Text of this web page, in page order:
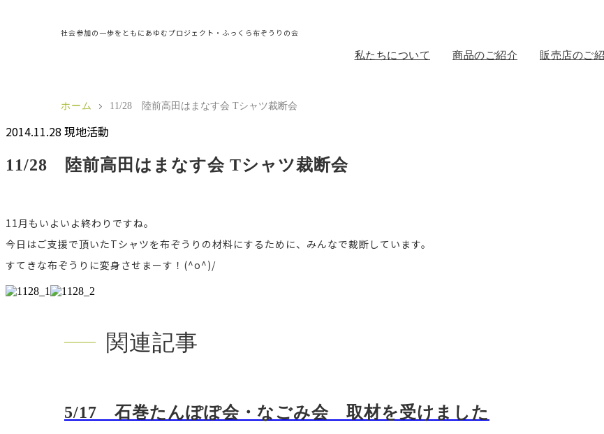
社会参加の一歩をともにあゆむプロジェクト・ふっくら布ぞうりの会
私たちについて 商品のご紹介 販売店のご
ホーム 11/28 陸前高田はまなす会 Tシャツ裁断会
2014.11.28 現地活動
11/28 陸前高田はまなす会 Tシャツ裁断会
11月もいよいよ終わりですね。
今日はご支援で頂いたTシャツを布ぞうりの材料にするために、みんなで裁断しています。
すてきな布ぞうりに変身させまーす！(^o^)/
関連記事
5/17 石巻たんぽぽ会・なごみ会 取材を受けました